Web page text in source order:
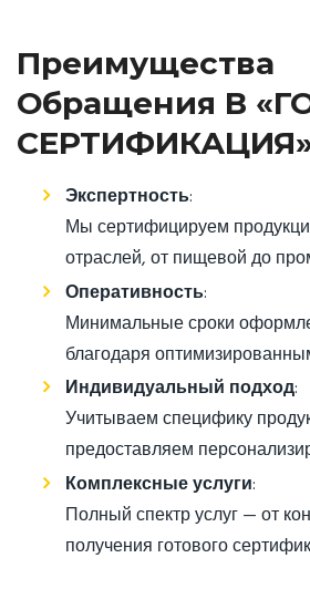
Преимущества
Обращения В
Экспертность:
Мы сертифицируем
отраслей, от пищевой до
Оперативность:
Минимальные сроки
благодаря
Индивидуальный подход:
Учитываем специфику
предоставляем
Комплексные услуги:
Полный спектр услуг — от
получения готового